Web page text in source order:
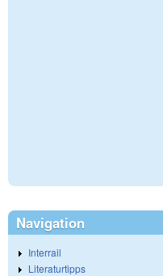
Navigation
Interrail
Literaturtipps